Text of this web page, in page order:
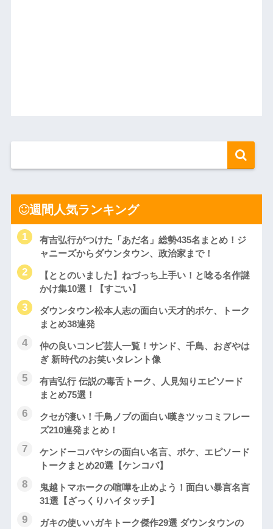
週間人気ランキング
有吉弘行がつけた「あだ名」総勢435名まとめ！ジ
ャニーズからダウンタウン、政治家まで！
【ととのいました】ねづっち上手い！と唸る名作謎
かけ集10選！【すごい】
ダウンタウン松本人志の面白い天才的ボケ、トーク
まとめ38連発
仲の良いコンビ芸人一覧！サンド、千鳥、おぎやは
ぎ 新時代のお笑いタレント像
有吉弘行 伝説の毒舌トーク、人見知りエピソード
まとめ75選！
クセが凄い！千鳥ノブの面白い嘆きツッコミフレー
ズ210連発まとめ！
ケンドーコバヤシの面白い名言、ボケ、エピソード
トークまとめ20選【ケンコバ】
鬼越トマホークの喧嘩を止めよう！面白い暴言名言
31選【ざっくりハイタッチ】
ガキの使いハガキトーク傑作29選 ダウンタウンの